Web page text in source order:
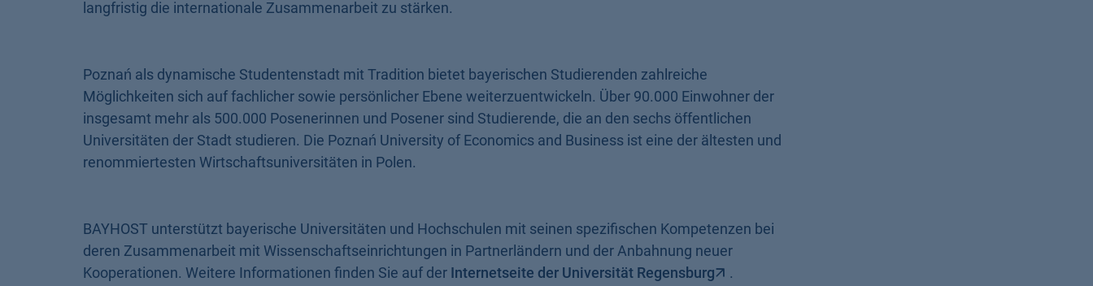
langfristig die internationale Zusammenarbeit zu stärken.
Poznań als dynamische Studentenstadt mit Tradition bietet bayerischen Studierenden zahlreiche
Möglichkeiten sich auf fachlicher sowie persönlicher Ebene weiterzuentwickeln. Über 90.000 Einwohner der
insgesamt mehr als 500.000 Posenerinnen und Posener sind Studierende, die an den sechs öffentlichen
Universitäten der Stadt studieren. Die Poznań University of Economics and Business ist eine der ältesten und
renommiertesten Wirtschaftsuniversitäten in Polen.
BAYHOST unterstützt bayerische Universitäten und Hochschulen mit seinen spezifischen Kompetenzen bei
deren Zusammenarbeit mit Wissenschaftseinrichtungen in Partnerländern und der Anbahnung neuer
Kooperationen. Weitere Informationen finden Sie auf der Internetseite der Universität Regensburg .